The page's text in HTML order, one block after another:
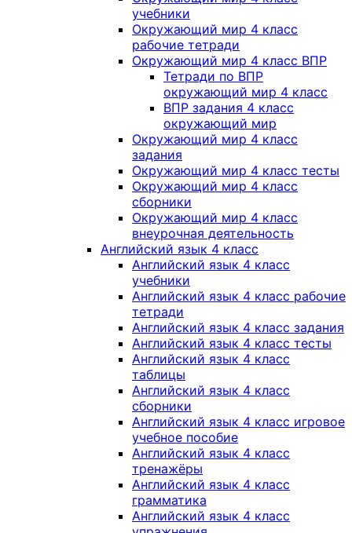
учебники
Окружающий мир 4 класс
рабочие тетради
Окружающий мир 4 класс ВПР
Тетради по ВПР
окружающий мир 4 класс
ВПР задания 4 класс
окружающий мир
Окружающий мир 4 класс
задания
Окружающий мир 4 класс тесты
Окружающий мир 4 класс
сборники
Окружающий мир 4 класс
внеурочная деятельность
Английский язык 4 класс
Английский язык 4 класс
учебники
Английский язык 4 класс рабочие
тетради
Английский язык 4 класс задания
Английский язык 4 класс тесты
Английский язык 4 класс
таблицы
Английский язык 4 класс
сборники
Английский язык 4 класс игровое
учебное пособие
Английский язык 4 класс
тренажёры
Английский язык 4 класс
грамматика
Английский язык 4 класс